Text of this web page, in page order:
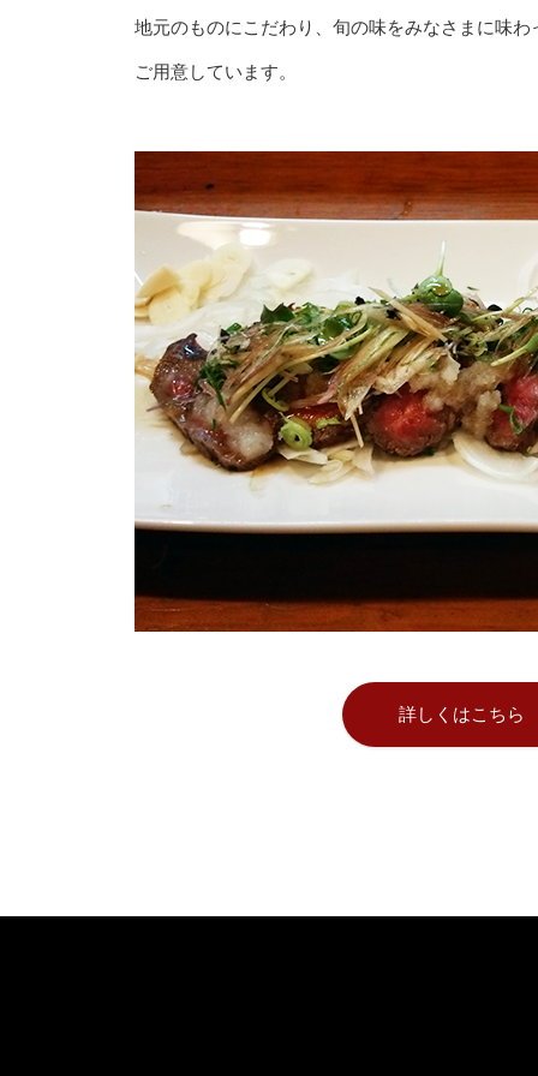
地元のものにこだわり、旬の味をみなさまに味
ご用意しています。
詳しくはこちら